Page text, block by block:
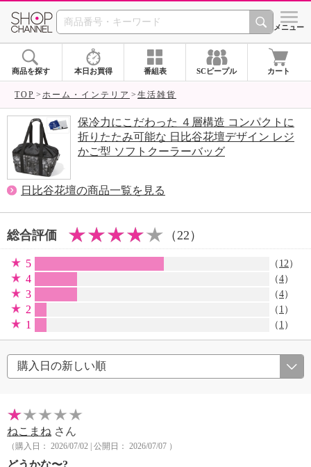
SHOP CHANNEL シメニュー
商品を探す 本日お買得 番組表 SCピープル カート
TOP ホーム・インテリア 生活雑貨
保冷力にこだわった ４層構造 コンパクトに
折りたたみ可能な 日比谷花壇デザイン レジ
かご型 ソフトクーラーバッグ
日比谷花壇の商品一覧を見る
総合評価 （22）
5 （ 12）
4 （4）
3 （4）
2 （ 1 ）
1 （ 1 ）
ねこまね さん
（購入日： 2026/07/02 | 公開日： 2026/07/07 ）
どうかな〜?